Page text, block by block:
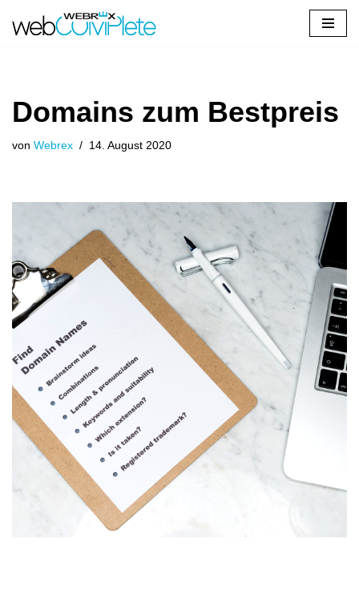
Domains zum Bestpreis
von Webrex 14. August 2020